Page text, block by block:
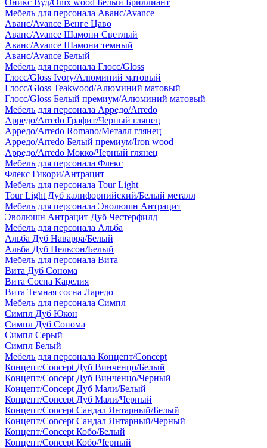
Оникс Вуд/Onix wood Белый Бриллиант
Мебель для персонала Аванс/Avance
Аванс/Avance Венге Цаво
Аванс/Avance Шамони Светлый
Аванс/Avance Шамони темный
Аванс/Avance Белый
Мебель для персонала Глосс/Gloss
Глосс/Gloss Ivory/Алюминий матовый
Глосс/Gloss Teakwood/Алюминий матовый
Глосс/Gloss Белый премиум/Алюминий матовый
Мебель для персонала Арредо/Arredo
Арредо/Arredo Графит/Черный глянец
Арредо/Arredo Romano/Металл глянец
Арредо/Arredo Белый премиум/Iron wood
Арредо/Arredo Мокко/Черный глянец
Мебель для персонала Флекс
Флекс Гикори/Антрацит
Мебель для персонала Tour Light
Tour Light Дуб калифорнийский/Белый металл
Мебель для персонала Эволюшн Антрацит
Эволюшн Антрацит Дуб Честерфилд
Мебель для персонала Альба
Альба Дуб Наварра/Белый
Альба Дуб Нельсон/Белый
Мебель для персонала Вита
Вита Дуб Сонома
Вита Сосна Карелия
Вита Темная сосна Ларедо
Мебель для персонала Симпл
Симпл Дуб Юкон
Симпл Дуб Сонома
Симпл Серый
Симпл Белый
Мебель для персонала Концепт/Concept
Концепт/Concept Дуб Винченцо/Белый
Концепт/Concept Дуб Винченцо/Черный
Концепт/Concept Дуб Мали/Белый
Концепт/Concept Дуб Мали/Черный
Концепт/Concept Сандал Янтарный/Белый
Концепт/Concept Сандал Янтарный/Черный
Концепт/Concept Кобо/Белый
Концепт/Concept Кобо/Черный